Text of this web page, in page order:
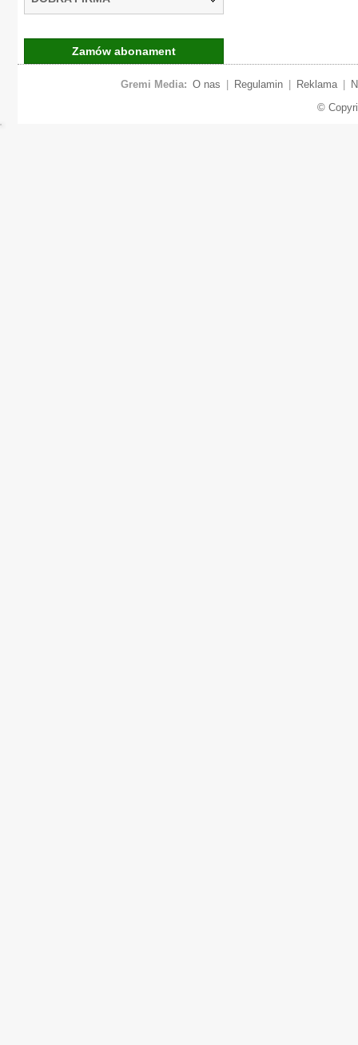
Zamów abonament
Gremi Media: O nas Regulamin Reklama
©